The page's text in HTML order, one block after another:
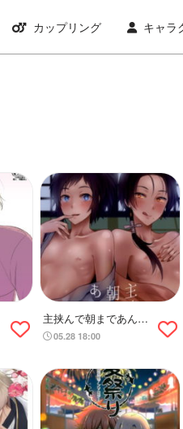
カップリング キャラ
主挟んで朝まであんみ
つ05.28 18:00